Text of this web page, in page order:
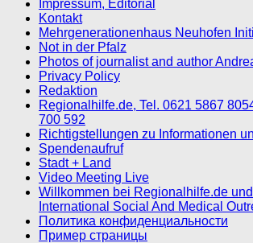
Impressum, Editorial
Kontakt
Mehrgenerationenhaus Neuhofen
Not in der Pfalz
Photos of journalist and author
Privacy Policy
Redaktion
Regionalhilfe.de, Tel. 0621 5867
700 592
Richtigstellungen zu Informationen
Spendenaufruf
Stadt + Land
Video Meeting Live
Willkommen bei Regionalhilfe.de
International Social And Medical
Политика конфиденциальности
Пример страницы